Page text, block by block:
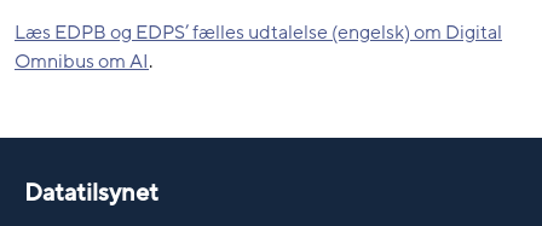
Læs EDPB og EDPS’ fælles udtalelse (engelsk) om Digital
Omnibus om AI.
Datatilsynet